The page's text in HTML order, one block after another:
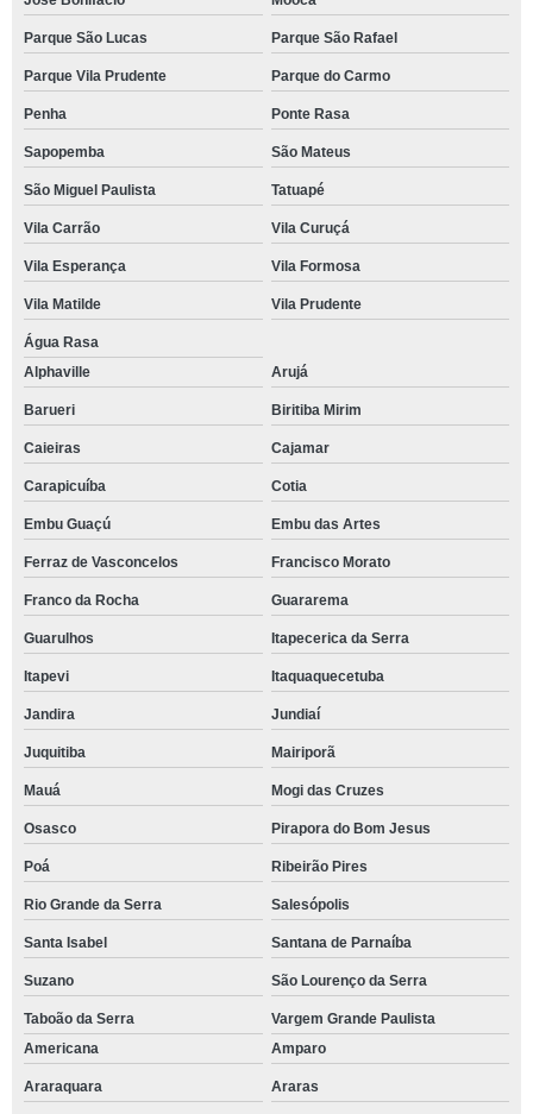
Parque São Lucas Parque São Rafael
Parque Vila Prudente Parque do Carmo
Penha Ponte Rasa
Sapopemba São Mateus
São Miguel Paulista Tatuapé
Vila Carrão Vila Curuçá
Vila Esperança Vila Formosa
Vila Matilde Vila Prudente
Água Rasa
Alphaville
Arujá
Barueri Biritiba Mirim
Caieiras Cajamar
Carapicuíba Cotia
Embu Guaçú Embu das Artes
Ferraz de Vasconcelos Francisco Morato
Franco da Rocha Guararema
Guarulhos Itapecerica da Serra
Itapevi Itaquaquecetuba
Jandira Jundiaí
Juquitiba Mairiporã
Mauá Mogi das Cruzes
Osasco Pirapora do Bom Jesus
Poá Ribeirão Pires
Rio Grande da Serra Salesópolis
Santa Isabel Santana de Parnaíba
Suzano São Lourenço da Serra
Taboão da Serra
Vargem Grande Paulista
Americana
Amparo
Araraquara Araras